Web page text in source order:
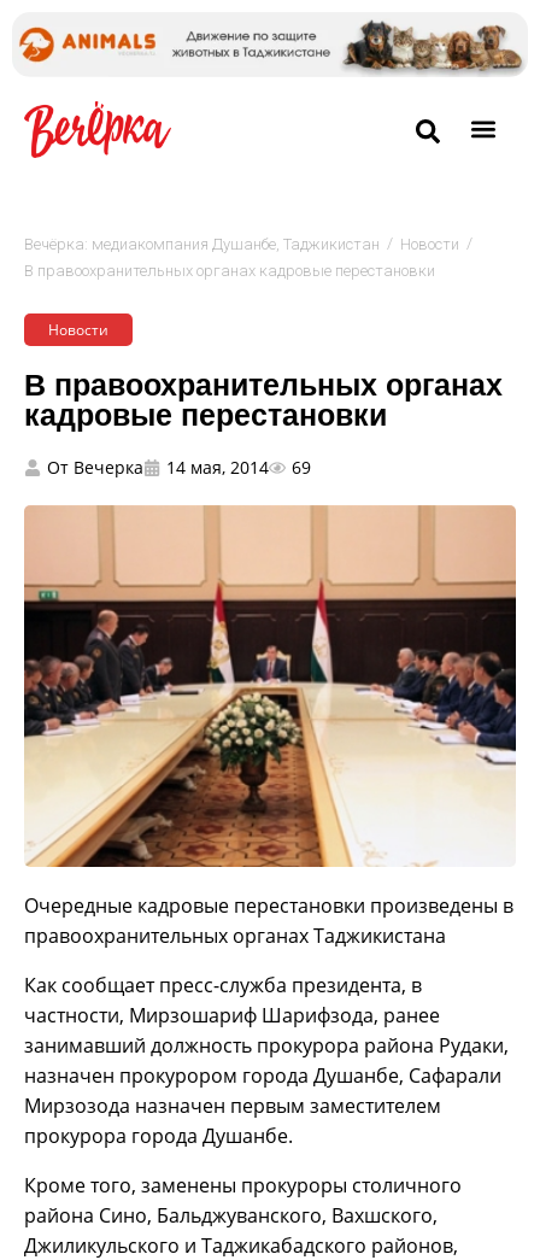
Вечёрка: медиакомпания Душанбе, Таджикистан / Новости /
В правоохранительных органах кадровые перестановки
Новости
В правоохранительных органах
кадровые перестановки
От Вечерка 14 мая, 2014 69
Очередные кадровые перестановки произведены в
правоохранительных органах Таджикистана
Как сообщает пресс-служба президента, в
частности, Мирзошариф Шарифзода, ранее
занимавший должность прокурора района Рудаки,
назначен прокурором города Душанбе, Сафарали
Мирзозода назначен первым заместителем
прокурора города Душанбе.
Кроме того, заменены прокуроры столичного
района Сино, Бальджуванского, Вахшского,
Джиликульского и Таджикабадского районов,